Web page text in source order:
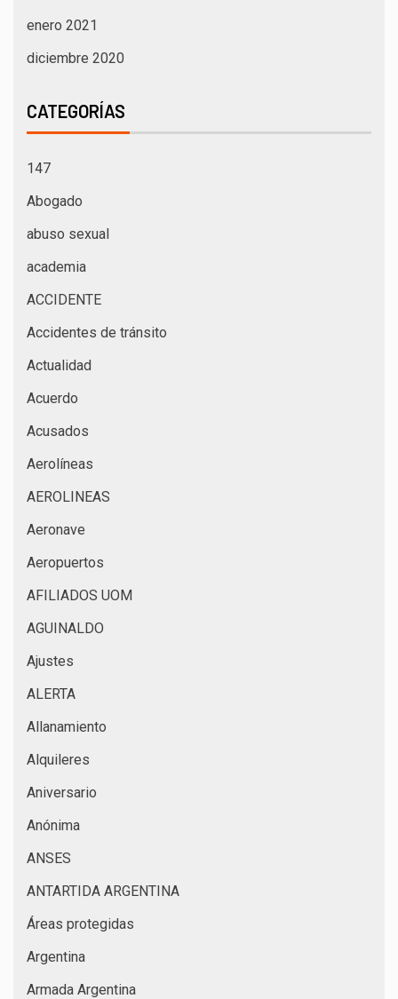
enero 2021
diciembre 2020
CATEGORÍAS
147
Abogado
abuso sexual
academia
ACCIDENTE
Accidentes de tránsito
Actualidad
Acuerdo
Acusados
Aerolíneas
AEROLINEAS
Aeronave
Aeropuertos
AFILIADOS UOM
AGUINALDO
Ajustes
ALERTA
Allanamiento
Alquileres
Aniversario
Anónima
ANSES
ANTARTIDA ARGENTINA
Áreas protegidas
Argentina
Armada Argentina